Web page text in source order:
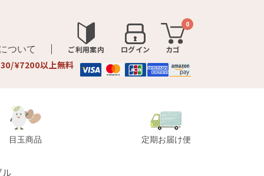
ついて ご利用案内 ログイン カゴ
0
¥7200以上無料
目玉商品 定期お届け便